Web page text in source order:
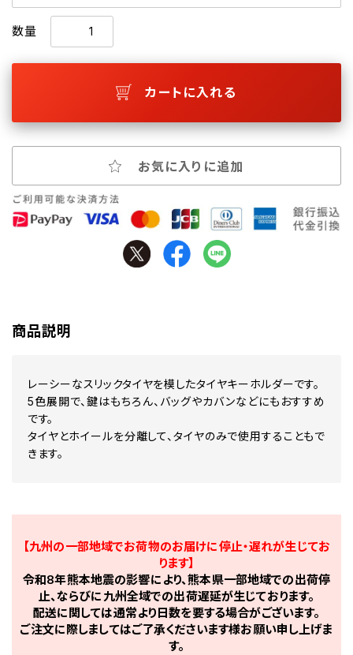
数量
カートに入れる
お気に入りに追加
商品説明
レーシーなスリックタイヤを模したタイヤキーホルダーです。
5色展開で、鍵はもちろん、バッグやカバンなどにもおすすめ
です。
タイヤとホイールを分離して、タイヤのみで使用することもで
きます。
【九州の一部地域でお荷物のお届けに停止・遅れが生じてお
ります】
令和8年熊本地震の影響により、熊本県一部地域での出荷停
止、ならびに九州全域での出荷遅延が生じております。
配送に関しては通常より日数を要する場合がございます。
ご注文に際しましてはご了承くださいます様お願い申し上げま
す。